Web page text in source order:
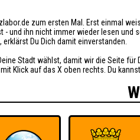
zum ersten Mal. Erst einmal
- und ihn nicht immer wieder lesen
Du Dich damit einverstanden.
Stadt wählst, damit wir die Seite
Klick auf das X oben rechts. Du